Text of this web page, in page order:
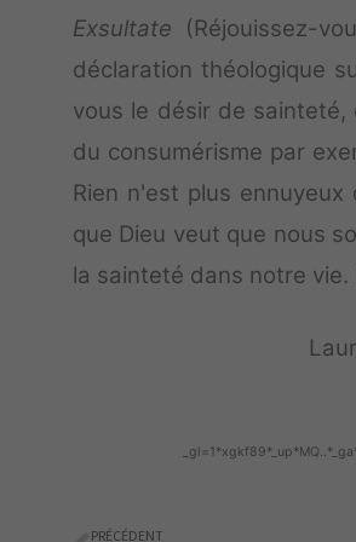
Exsultate (Réjouissez-
déclaration théologique
vous le désir de sainteté,
du consumérisme par
Rien n'est plus
que Dieu veut que nous
la sainteté dans notre
PRÉCÉDENT